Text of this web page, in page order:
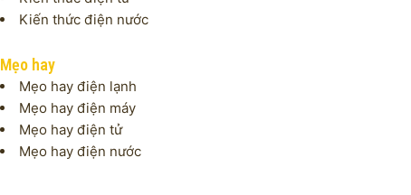
Kiến thức điện nước
Mẹo hay
Mẹo hay điện lạnh
Mẹo hay điện máy
Mẹo hay điện tử
Mẹo hay điện nước